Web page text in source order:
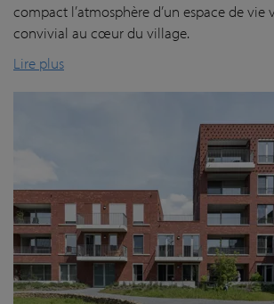
compact l’atmosphère d’un espace de vie
convivial au cœur du village.
Lire plus